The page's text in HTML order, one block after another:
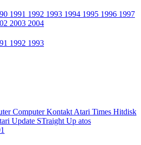
1991 1992 1993 1994 1995 1996 1997
2003 2004
1992 1993
Computer Kontakt Atari Times Hitdisk
Update STraight Up atos